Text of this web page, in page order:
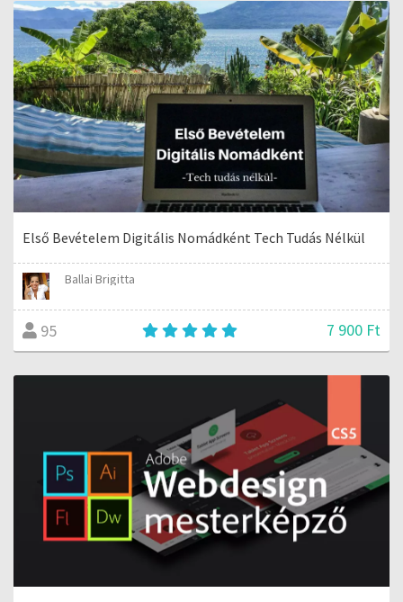
Első Bevételem Digitális Nomádként Tech Tudás Nélkül
Ballai Brigitta
95 7 900 Ft